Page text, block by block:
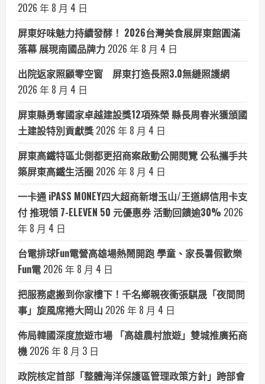
2026 年 8 月 4 日
屏東好味魅力持續發酵！ 2026台灣美食展屏東館圓滿
落幕 展現南國品牌力 2026 年 8 月 4 日
出院返家照顧零空窗 屏東打造長照3.0無縫照護網
2026 年 8 月 4 日
屏東縣勇奪國家卓越建設獎12項殊榮 縣長周春米獲頒國
土建設特別貢獻獎 2026 年 8 月 4 日
屏東高鐵特區北側都更招商案啟動公開閱覽 公私攜手共
築屏東高鐵生活圈 2026 年 8 月 4 日
一卡通 iPASS MONEY四大超商新增玉山/王道綁信用卡支
付 推現領 7-ELEVEN 50 元優惠券 活動回饋逾30% 2026
年 8 月 4 日
台電排球Fun電營高雄場熱鬧開跑 學童、家長暑假歡樂
Fun電 2026 年 8 月 4 日
把服務處搬到你家樓下！千名鄉親夜衝張騏晟「夜間問
事」旋風席捲大岡山 2026 年 8 月 4 日
佈局韓國深度旅遊市場 「高雄農村旅遊」雙城推廣拓商
機 2026 年 8 月 3 日
政院核定首部「整體海洋保護區管理政策方針」跨部會